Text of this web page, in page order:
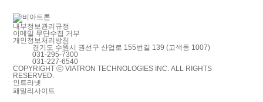
경기도 수원시 권선구 산업로 155번길 139 (고색동 1007)
031-295-7300
031-227-6540
내부정보관리규정
이메일 무단수집 거부
개인정보처리방침
COPYRIGHT ⓒ VIATRON TECHNOLOGIES INC. ALL RIGHTS
RESERVED.
인트라넷
패밀리사이트